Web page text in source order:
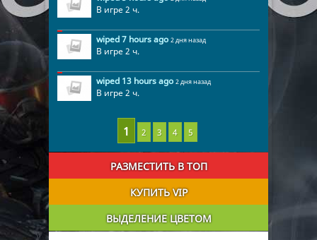
В игре 2 ч.
wiped 7 hours ago 2 дня назад
В игре 2 ч.
wiped 13 hours ago 2 дня назад
В игре 2 ч.
2 3 4 5
РАЗМЕСТИТЬ В ТОП
КУПИТЬ VIP
ВЫДЕЛЕНИЕ ЦВЕТОМ